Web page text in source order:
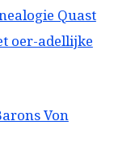
Quast
oer-adellijke
Von